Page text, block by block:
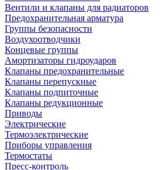
Вентили и клапаны для радиаторов
Предохранительная арматура
Группы безопасности
Воздухоотводчики
Концевые группы
Амортизаторы гидроударов
Клапаны предохранительные
Клапаны перепускные
Клапаны подпиточные
Клапаны редукционные
Приводы
Электрические
Термоэлектрические
Приборы управления
Термостаты
Пресс-контроль